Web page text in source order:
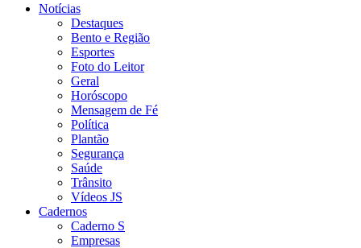
Notícias
Destaques
Bento e Região
Esportes
Foto do Leitor
Geral
Horóscopo
Mensagem de Fé
Política
Plantão
Segurança
Saúde
Trânsito
Vídeos JS
Cadernos
Caderno S
Empresas